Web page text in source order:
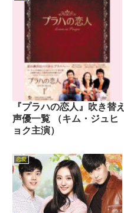
『プラハの恋人』吹き替え
声優一覧 （キム・ジュヒ
ョク主演）
恋愛